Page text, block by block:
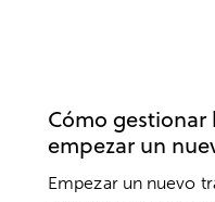
Cómo gestionar
empezar un
Empezar un nuevo